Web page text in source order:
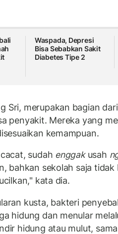
Waspada, Depresi
Bisa Sebabkan Sakit
Diabetes Tipe 2
Sri, merupakan bagian
penyakit. Mereka yang
kemampuan.
sudah enggakusah
bahkan sekolah saja
kata dia.
kusta, bakteri
hidung dan menular
hidung atau mulut,